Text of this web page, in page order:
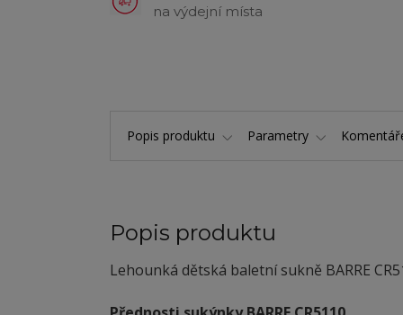
na výdejní místa
Popis produktu Parametry
Popis produktu
Lehounká dětská baletní sukně BARRE